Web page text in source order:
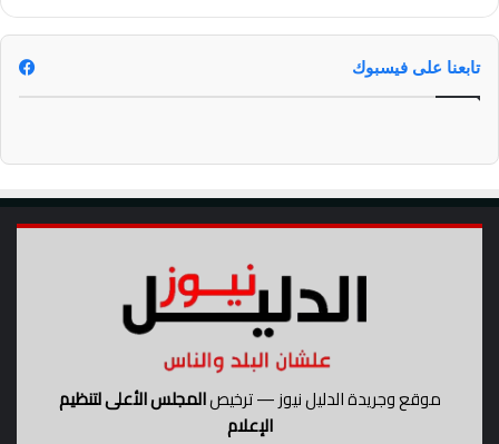
ا
ل
ن
ة
تابعنا على فيسبوك
موقع وجريدة الدليل نيوز — ترخيصالمجلس الأعلى لتنظيم
الإعلام